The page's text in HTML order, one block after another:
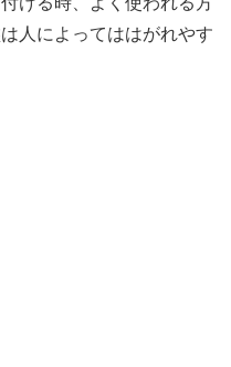
人によってははがれやす